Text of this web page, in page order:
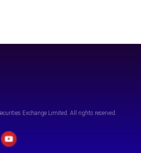
Exchange Limited. All rights reserved.